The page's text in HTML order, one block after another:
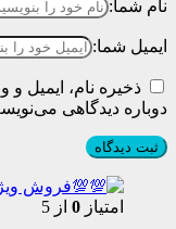
نام شما:
ایمیل شما:
ذخیره نام، ایمیل
دوباره دیدگاهی
امتیاز 0 از 5